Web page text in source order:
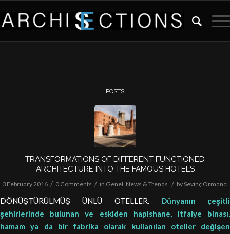
POSTS
TRANSFORMATIONS OF DIFFERENT FUNCTIONED
ARCHITECTURE INTO THE FAMOUS HOTELS
3 February 2016 / 0 Comments / in Genel, News & Trends / by Sevinç Ormancı
DÖNÜŞTÜRÜLMÜŞ ÜNLÜ OTELLER. Dünyanın çeşitli
şehirlerinde bulunan ve eskiden hapishane, itfaiye binası,
hamam ya da bir fabrika olarak kullanılan oteller değişen